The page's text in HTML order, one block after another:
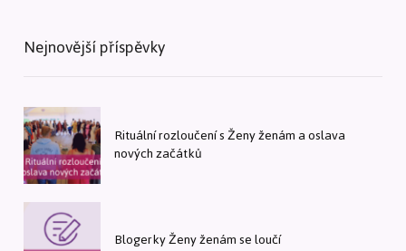
Nejnovější příspěvky
Rituální rozloučení s Ženy ženám a oslava
nových začátků
Blogerky Ženy ženám se loučí